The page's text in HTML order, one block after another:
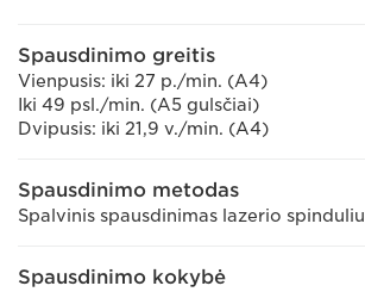
Spausdinimo greitis
Vienpusis: iki 27 p./min. (A4)
Iki 49 psl./min. (A5 gulsčiai)
Dvipusis: iki 21,9 v./min. (A4)
Spausdinimo metodas
Spalvinis spausdinimas lazerio spinduliu
Spausdinimo kokybė